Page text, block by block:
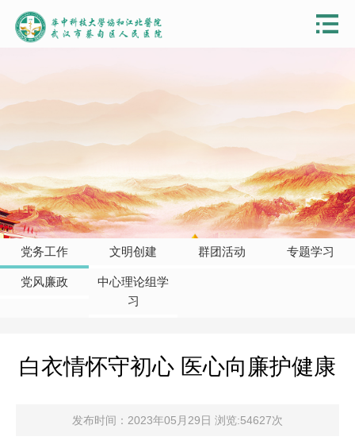
党务工作 文明创建 群团活动 专题学习
党风廉政
中心理论组学
习
白衣情怀守初心 医心向廉护健康
发布时间：2023年05月29日 浏览:54627次